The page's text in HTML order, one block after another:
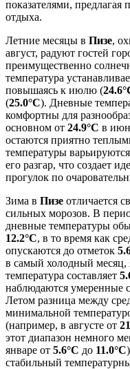
показателями, предлагая
отдыха.
Летние месяцы в Пизе,
август, радуют гостей
преимущественно
температура
повышаясь к июлю (
(25.0°C). Дневные
комфортны для
основном от 24.9°C в
остаются приятно
температуры
его разгар, что создает
прогулок по
Зима в Пизе отличается
сильных морозов. В
дневные температуры
12.2°C, в то время как
опускаются до отметок
в самый холодный месяц,
температура составляет
наблюдаются умеренные
Летом разница между
минимальной
(например, в августе от
этот диапазон немного
январе от 5.6°C до 11.0°C
стабильный